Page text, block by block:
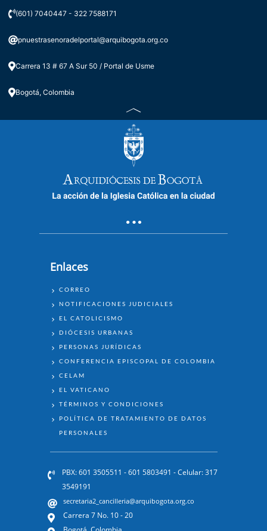
(601) 7040447 - 322 7588171
pnuestrasenoradelportal@arquibogota.org.co
Carrera 13 # 67 A Sur 50 / Portal de Usme
Bogotá, Colombia
Enlaces
ENLACES
CORREO
NOTIFICACIONES JUDICIALES
EL CATOLICISMO
DIÓCESIS URBANAS
PERSONAS JURÍDICAS
CONFERENCIA EPISCOPAL DE COLOMBIA
CELAM
EL VATICANO
TÉRMINOS Y CONDICIONES
POLÍTICA DE TRATAMIENTO DE DATOS
PERSONALES
PBX: 601 3505511 - 601 5803491 - Celular: 317
3549191
secretaria2_cancilleria@arquibogota.org.co
Carrera 7 No. 10 - 20